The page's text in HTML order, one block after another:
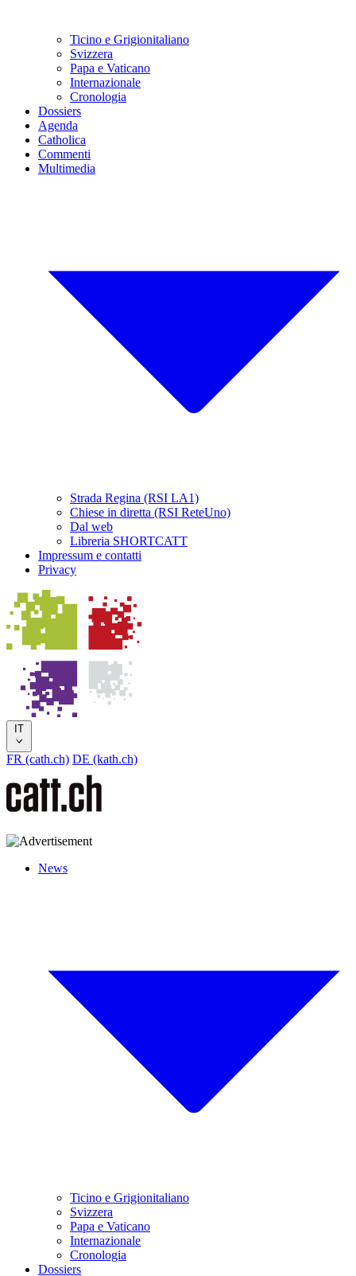
Ticino e Grigionitaliano
Svizzera
Papa e Vaticano
Internazionale
Cronologia
Dossiers
Agenda
Catholica
Commenti
Multimedia
Strada Regina (RSI LA1)
Chiese in diretta (RSI ReteUno)
Dal web
Libreria SHORTCATT
Impressum e contatti
Privacy
IT
FR (cath.ch) DE (kath.ch)
News
Ticino e Grigionitaliano
Svizzera
Papa e Vaticano
Internazionale
Cronologia
Dossiers